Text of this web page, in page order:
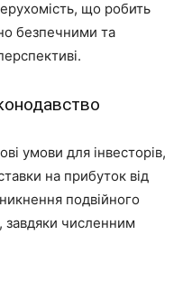
що робить
безпечними та
умови для інвесторів,
на прибуток від
подвійного
завдяки численним